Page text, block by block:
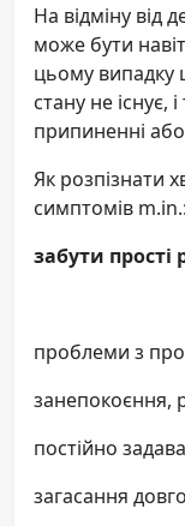
На відміну від
може бути
цьому випадку
стану не існує,
припиненні
Як розпізнати
симптомів m.in.:
забути прості
проблеми з
занепокоєння,
постійно
загасання